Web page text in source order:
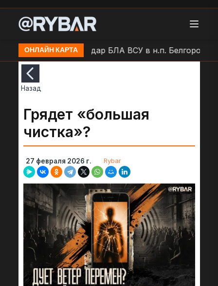
ОНЛАЙН КАРТА
проезд) Удар БЛА ВСУ в н.п. Белгород
Назад
Грядет «большая
чистка»?
27 февраля 2026 г. Rybar